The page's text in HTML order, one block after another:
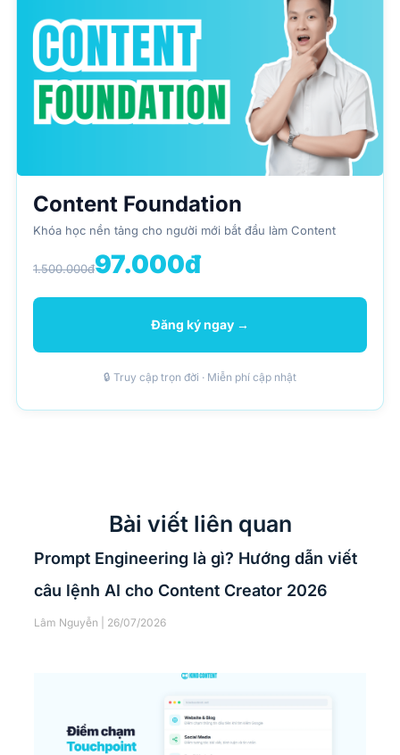
Content Foundation
Khóa học nền tảng cho người mới bắt đầu làm Content
1.500.000đ97.000đ
Đăng ký ngay →
🔒 Truy cập trọn đời · Miễn phí cập nhật
Bài viết liên quan
Prompt Engineering là gì? Hướng dẫn viết
câu lệnh AI cho Content Creator 2026
Lâm Nguyễn 26/07/2026